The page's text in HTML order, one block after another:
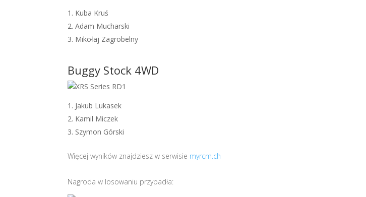
Kuba Kruś
Adam Mucharski
Mikołaj Zagrobelny
Buggy Stock 4WD
Jakub Lukasek
Kamil Miczek
Szymon Górski
Więcej wyników znajdziesz w serwisie myrcm.ch
Nagroda w losowaniu przypadła: